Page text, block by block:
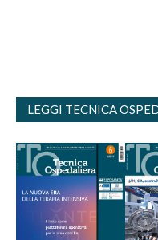
LEGGI TECNICA